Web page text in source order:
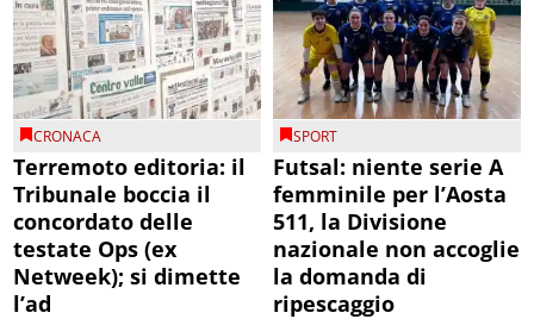
CRONACA
Terremoto editoria: il
Tribunale boccia il
concordato delle
testate Ops (ex
Netweek); si dimette
l’ad
SPORT
Futsal: niente serie A
femminile per l’Aosta
511, la Divisione
nazionale non accoglie
la domanda di
ripescaggio